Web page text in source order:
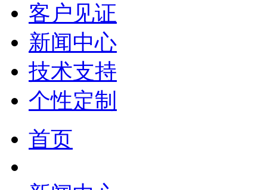
客户见证
新闻中心
技术支持
个性定制
首页